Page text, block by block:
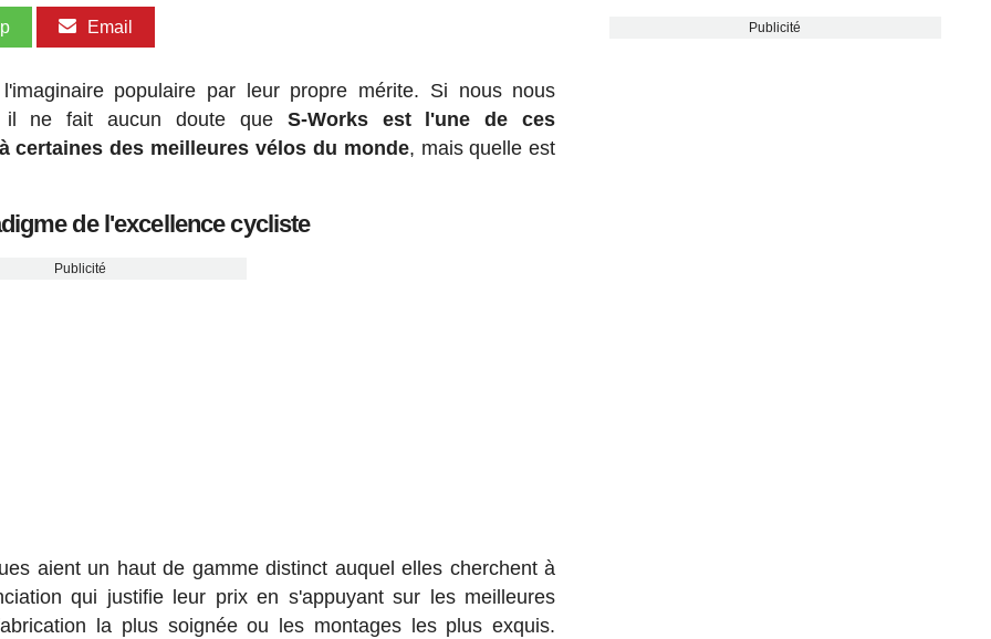
Email
populaire par leur propre mérite. Si nous nous
il ne fait aucun doute que S-Works est l'une de ces
certaines des meilleures vélos du monde, mais quelle est
de l'excellence cycliste
Publicité
aient un haut de gamme distinct auquel elles cherchent à
qui justifie leur prix en s'appuyant sur les meilleures
la plus soignée ou les montages les plus exquis.
Publicité